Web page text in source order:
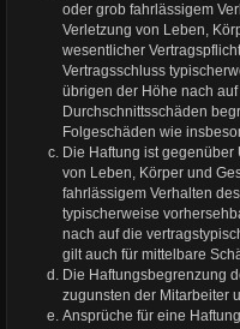
oder grob fahrlässigem
Verletzung von Leben,
wesentlicher
Vertragsschluss
übrigen der Höhe nach
Durchschnittsschäden
Folgeschäden wie
Die Haftung ist
von Leben, Körper und
fahrlässigem Verhalten
typischerweise
nach auf die
gilt auch für mittelbare
Die Haftungsbegrenzung
zugunsten der Mitarbeiter
Ansprüche für eine